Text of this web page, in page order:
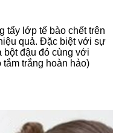
tẩy lớp tế bào chết trên
quả. Đặc biệt với sự
bột đậu đỏ cùng với
trắng hoàn hảo)